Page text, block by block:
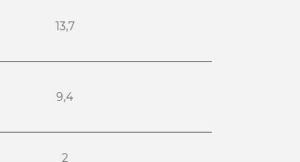
13,7
9,4
2